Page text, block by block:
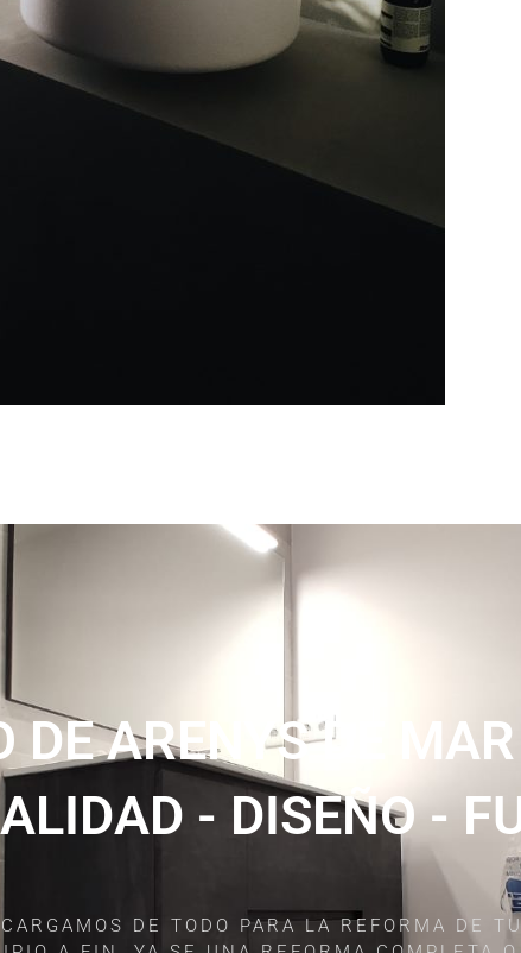
DE ARENYS DE
- DISEÑO -
DE TODO PARA LA REFORMA DE